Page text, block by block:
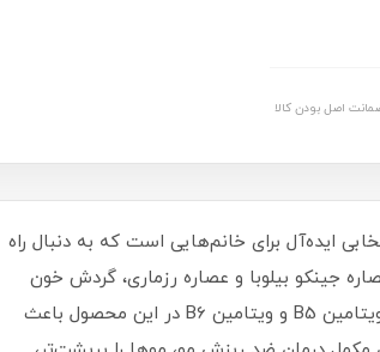
اصل بودن کالا
برگرفته از 81% مواد طبیعی و گیاهی، انتخابی ایده‌آل برای خانم‌هایی است که به دنبال راه
جینکو بیلوبا و عصاره رزماری، گردش خون
پوست سر را بهبود می‌دهد، فولیکول‌ها را تقویت می‌کند و محیطی سالم برای رشد مجدد مو ایجاد می‌نماید. وجود پروویتامین B5 و ویتامین B6 در این محصول باعث